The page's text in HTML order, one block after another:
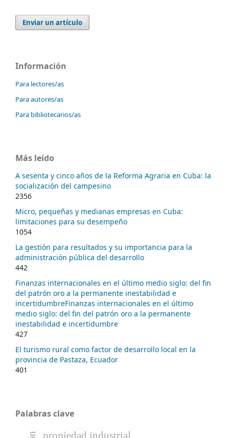
Enviar un artículo
Información
Para lectores/as
Para autores/as
Para bibliotecarios/as
Más leído
A sesenta y cinco años de la Reforma Agraria en Cuba: la
socialización del campesino
2356
Micro, pequeñas y medianas empresas en Cuba:
limitaciones para su desempeño
1054
La gestión para resultados y su importancia para la
administración pública del desarrollo
442
Finanzas internacionales en el último medio siglo: del fin
del patrón oro a la permanente inestabilidad e
incertidumbreFinanzas internacionales en el último
medio siglo: del fin del patrón oro a la permanente
inestabilidad e incertidumbre
427
El turismo rural como factor de desarrollo local en la
provincia de Pastaza, Ecuador
401
Palabras clave
propiedad industrial